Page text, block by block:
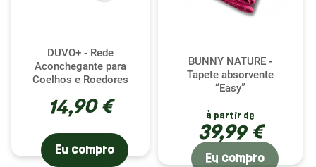
DUVO+ - Rede
Aconchegante para
Coelhos e Roedores
14,90 €
Eu compro
BUNNY NATURE -
Tapete absorvente
“Easy”
à partir de
39,99 €
Eu compro